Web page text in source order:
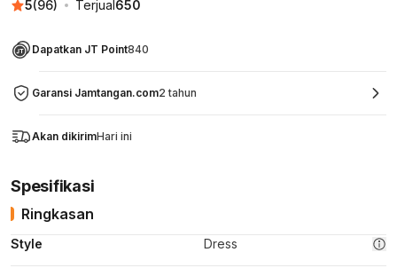
5(96) Terjual650
Dapatkan JT Point840
Garansi Jamtangan.com2 tahun
Akan dikirimHari ini
Spesifikasi
Ringkasan
Style Dress